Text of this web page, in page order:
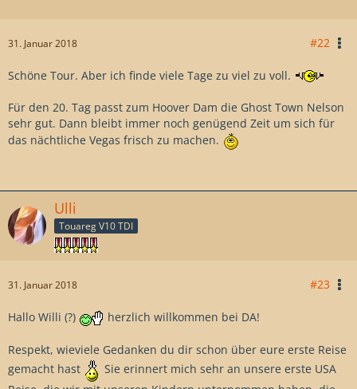
31. Januar 2018 #22
Schöne Tour. Aber ich finde viele Tage zu viel zu voll.
Für den 20. Tag passt zum Hoover Dam die Ghost Town Nelson
sehr gut. Dann bleibt immer noch genügend Zeit um sich für
das nächtliche Vegas frisch zu machen.
Ulli
Touareg V10 TDI
31. Januar 2018 #23
Hallo Willi (?) herzlich willkommen bei DA!
Respekt, wieviele Gedanken du dir schon über eure erste Reise
gemacht hast
Sie erinnert mich sehr an unsere erste USA